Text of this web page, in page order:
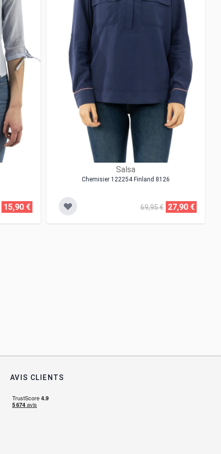
15,90 €
Salsa
Chemisier 122254 Finland 8126
69,95 € 27,90 €
AVIS CLIENTS